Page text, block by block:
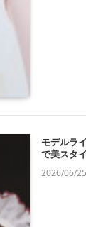
モデルラ
で美スタ
2026/06/